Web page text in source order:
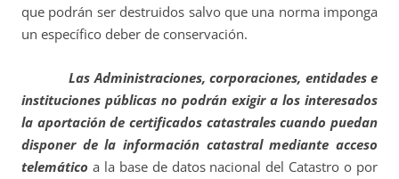
que podrán ser destruidos salvo que una norma imponga
un específico deber de conservación.
Las Administraciones, corporaciones, entidades e
instituciones públicas no podrán exigir a los interesados
la aportación de certificados catastrales cuando puedan
disponer de la información catastral mediante acceso
telemático a la base de datos nacional del Catastro o por